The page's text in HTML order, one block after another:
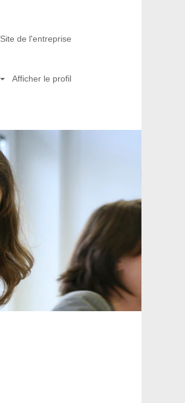
Site de l'entreprise
Afficher le profil